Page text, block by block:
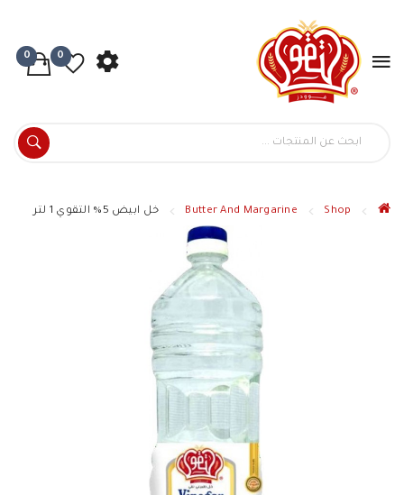
0
0
Shop
Butter And Margarine خل ابيض 5% التقوي 1 لتر